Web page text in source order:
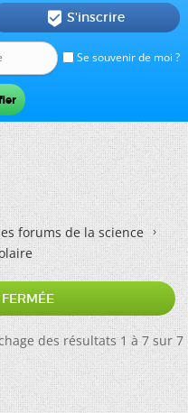
Se souvenir de moi ?
 S'inscrire
forums de la science
des résultats 1 à 7 sur 7